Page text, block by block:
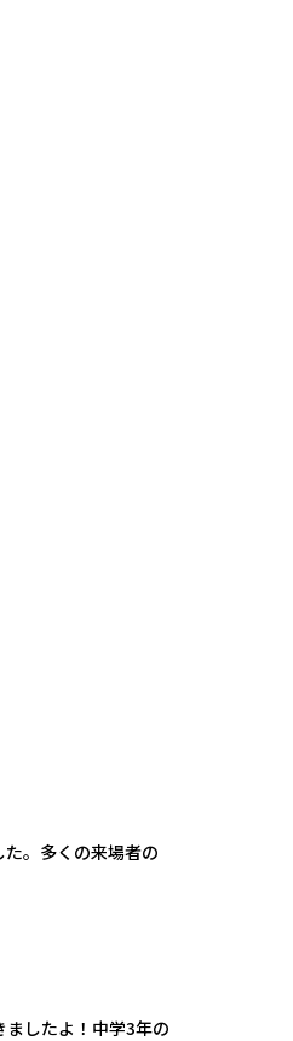
。多くの来場者の
したよ！中学3年の